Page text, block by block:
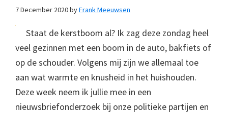
7 December 2020byFrank Meeuwsen
Staat de kerstboom al? Ik zag deze zondag heel
veel gezinnen met een boom in de auto, bakfiets of
op de schouder. Volgens mij zijn we allemaal toe
aan wat warmte en knusheid in het huishouden.
Deze week neem ik jullie mee in een
nieuwsbriefonderzoek bij onze politieke partijen en